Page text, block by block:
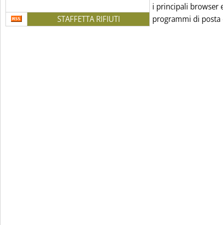
STAFFETTA RIFIUTI
i principali browser
programmi di posta